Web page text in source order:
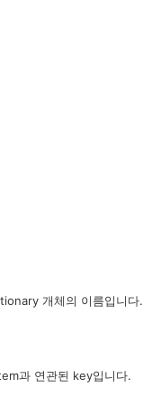
개체의 이름입니다.
과 연관된 key입니다.